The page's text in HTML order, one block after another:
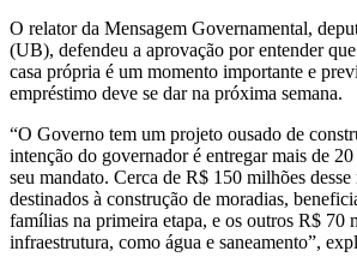
O relator da Mensagem Governamental,
(UB), defendeu a aprovação por entender
casa própria é um momento importante e
empréstimo deve se dar na próxima semana.
“O Governo tem um projeto ousado de
intenção do governador é entregar mais de
seu mandato. Cerca de R$ 150 milhões desse
destinados à construção de moradias,
famílias na primeira etapa, e os outros R$ 70
infraestrutura, como água e saneamento”,